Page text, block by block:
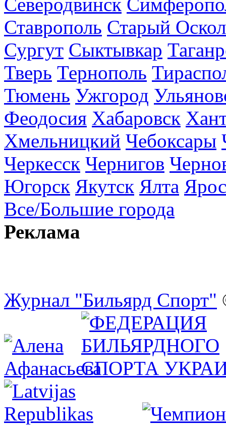
Ставрополь Старый Оскол
Сургут Сыктывкар
Тверь Тернополь
Тюмень Ужгород
Феодосия Хабаровск
Хмельницкий Чебоксары
Черкесск Чернигов
Югорск Якутск Ялта
Все/Большие города
Реклама
Журнал "Бильярд Спорт"